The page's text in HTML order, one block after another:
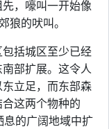
，嚎叫一开始像
狼的吠叫。
括城区至少已经
部扩展。这令人
立足，而东部森
这两个物种的
的广阔地域中扩